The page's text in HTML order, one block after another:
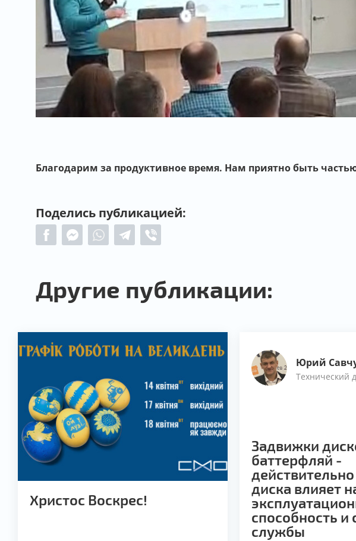
Благодарим за продуктивное время. Нам приятно быть
Поделись публикацией:
Другие публикации:
Христос Воскрес!
Юрий
Технический
Задвижки
баттерфляй -
диска влияет
способность и
службы